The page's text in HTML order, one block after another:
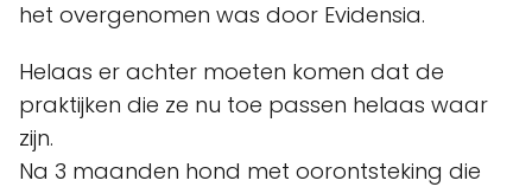
het overgenomen was door Evidensia.
Helaas er achter moeten komen dat de
praktijken die ze nu toe passen helaas waar
zijn.
Na 3 maanden hond met oorontsteking die